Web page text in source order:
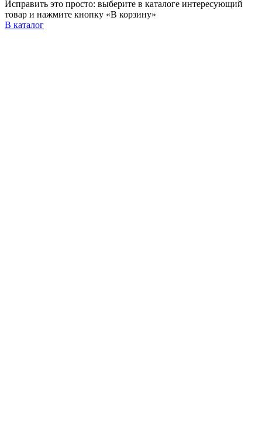
Исправить это просто: выберите в каталоге интересующий
товар и нажмите кнопку «В корзину»
В каталог